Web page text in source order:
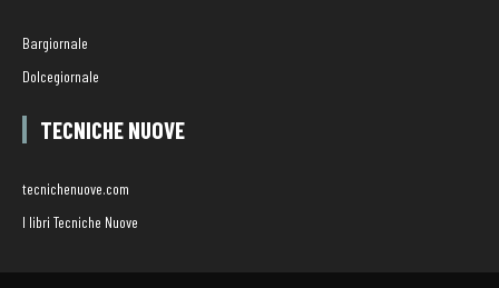
Bargiornale
Dolcegiornale
TECNICHE NUOVE
tecnichenuove.com
I libri Tecniche Nuove